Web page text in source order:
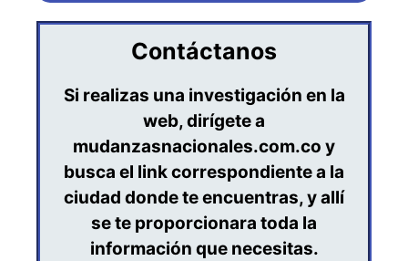
Contáctanos
Si realizas una investigación en la
web, dirígete a
mudanzasnacionales.com.co y
busca el link correspondiente a la
ciudad donde te encuentras, y allí
se te proporcionara toda la
información que necesitas.